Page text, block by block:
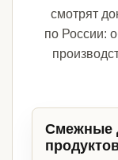
смотрят
по России:
Смежные